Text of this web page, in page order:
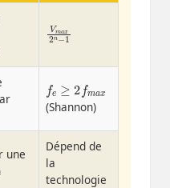
Vm
ax
n−
e m
(Shannon)
une
Dépend de
la
technologie